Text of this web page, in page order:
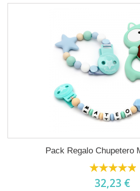
Pack Regalo Chupetero
32,23 €